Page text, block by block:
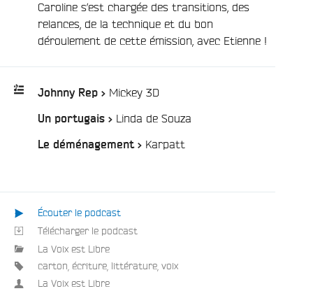
Caroline s’est chargée des transitions, des
relances, de la technique et du bon
déroulement de cette émission, avec Etienne !
Playlist
:
Johnny Rep > Mickey 3D
Un portugais > Linda de Souza
Le déménagement > Karpatt
Écouter le podcast
Télécharger le podcast
La Voix est Libre
carton écriture littérature voix
La Voix est Libre